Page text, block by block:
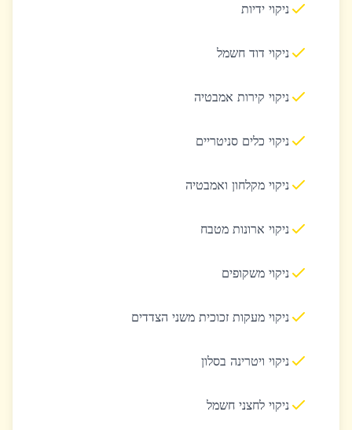
ניקוי ידיות
ניקוי דוד חשמל
ניקוי קירות אמבטיה
ניקוי כלים סניטריים
ניקוי מקלחון ואמבטיה
ניקוי ארונות מטבח
ניקוי משקופים
ניקוי מעקות זכוכית משני הצדדים
ניקוי ויטרינה בסלון
ניקוי לחצני חשמל